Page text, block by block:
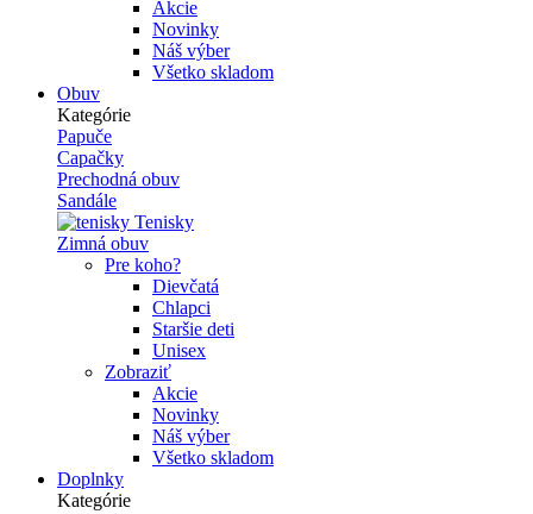
Akcie
Novinky
Náš výber
Všetko skladom
Obuv
Kategórie
Papuče
Capačky
Prechodná obuv
Sandále
Tenisky
Zimná obuv
Pre koho?
Dievčatá
Chlapci
Staršie deti
Unisex
Zobraziť
Akcie
Novinky
Náš výber
Všetko skladom
Doplnky
Kategórie